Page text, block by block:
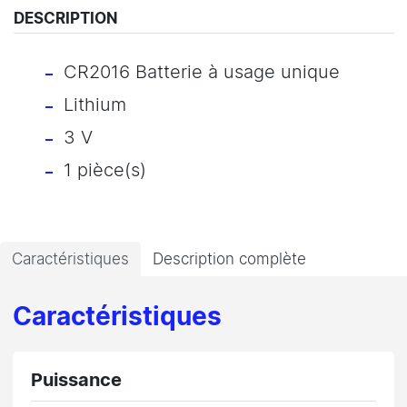
DESCRIPTION
CR2016 Batterie à usage unique
Lithium
3 V
1 pièce(s)
Caractéristiques Description complète
Caractéristiques
Puissance